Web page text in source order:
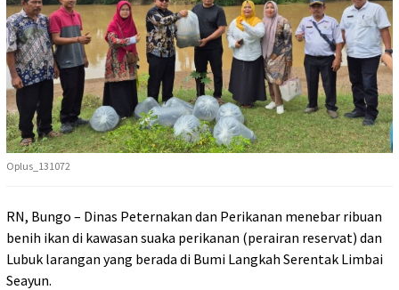
Oplus_131072
RN, Bungo – Dinas Peternakan dan Perikanan menebar ribuan
benih ikan di kawasan suaka perikanan (perairan reservat) dan
Lubuk larangan yang berada di Bumi Langkah Serentak Limbai
Seayun.